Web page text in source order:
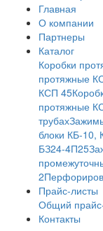
Главная
О компании
Партнеры
Каталог
Коробки
протяжные
КСП 45
протяжные
трубах
блоки КБ-10,
БЗ24-4П25
2
Прайс-листы
Общий
Контакты